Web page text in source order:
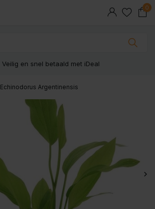
0
Veilig en snel betaald met iDeal
Echinodorus Argentinensis